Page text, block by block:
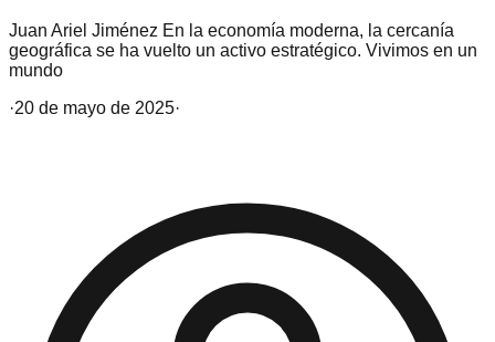
Juan Ariel Jiménez En la economía moderna, la cercanía
geográfica se ha vuelto un activo estratégico. Vivimos en un
mundo
·20 de mayo de 2025·